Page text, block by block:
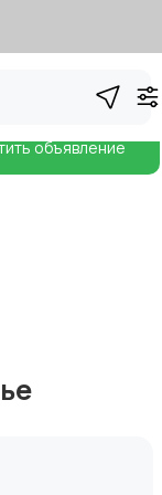
объявление